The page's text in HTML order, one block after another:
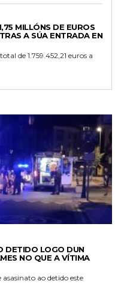
MILLÓNS DE EUROS
A SÚA ENTRADA EN
de 1.759.452,21 euros a
DETIDO LOGO DUN
NO QUE A VÍTIMA
ao detido este